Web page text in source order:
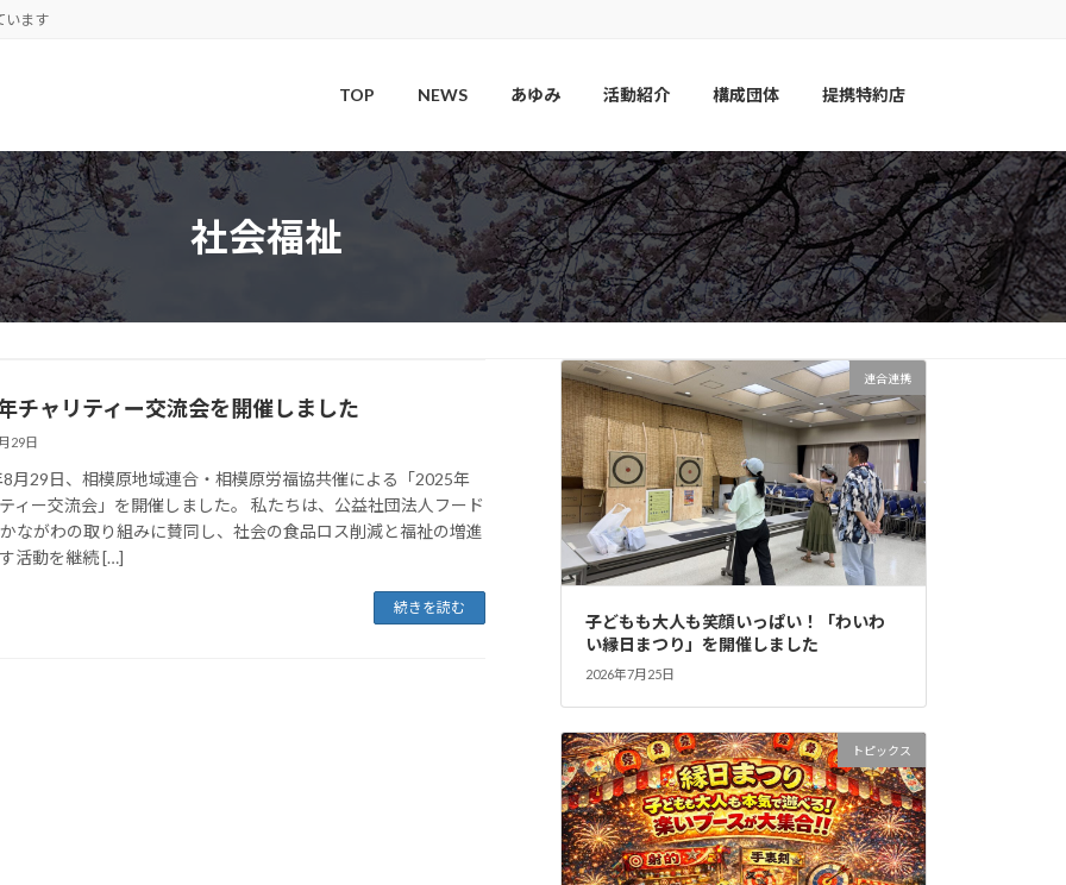
います
TOP NEWS あゆみ 活動紹介 構成団体 提携特約店
社会福祉
チャリティー交流会を開催しました
29日
月29日、相模原地域連合・相模原労福協共催による「2025年
ィー交流会」を開催しました。 私たちは、公益社団法人フード
ながわの取り組みに賛同し、社会の食品ロス削減と福祉の増進
活動を継続 […]
続きを読む
連合連携
子どもも大人も笑顔いっぱい！「わいわ
い縁日まつり」を開催しました
2026年7月25日
トピックス